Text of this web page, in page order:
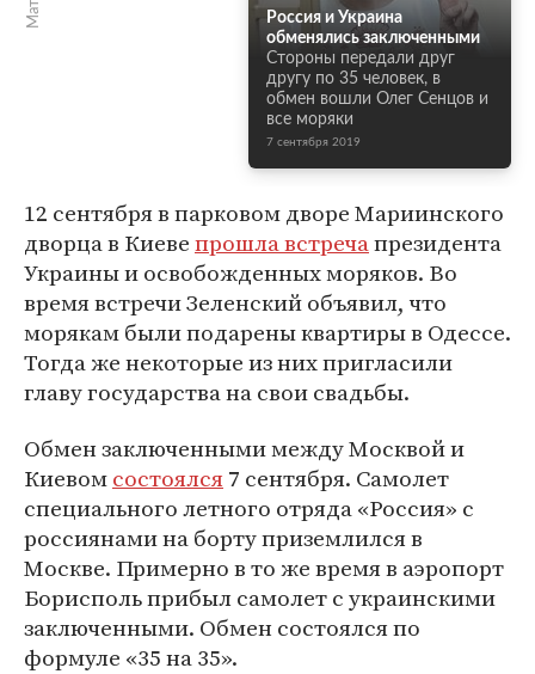
Россия и Украина
обменялись заключенными
Стороны передали друг
другу по 35 человек, в
обмен вошли Олег Сенцов и
все моряки
7 сентября 2019
12 сентября в парковом дворе Мариинского
дворца в Киевепрошла встречапрезидента
Украины и освобожденных моряков. Во
время встречи Зеленский объявил, что
морякам были подарены квартиры в Одессе.
Тогда же некоторые из них пригласили
главу государства на свои свадьбы.
Обмен заключенными между Москвой и
Киевомсостоялся7 сентября. Самолет
специального летного отряда «Россия» с
россиянами на борту приземлился в
Москве. Примерно в то же время в аэропорт
Борисполь прибыл самолет с украинскими
заключенными. Обмен состоялся по
формуле «35 на 35».